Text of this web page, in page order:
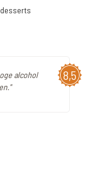
8,5
alcohol